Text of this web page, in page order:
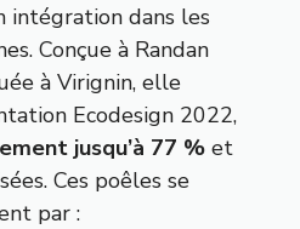
intégration dans les
Conçue à Randan
à Virignin, elle
Ecodesign 2022,
jusqu’à 77 % et
Ces poêles se
par :